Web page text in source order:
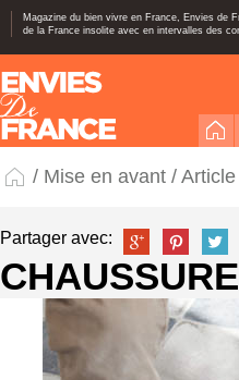
Magazine du bien vivre en France, Envies de
de la France insolite avec en intervalles des
/ Mise en avant /
Partager avec: